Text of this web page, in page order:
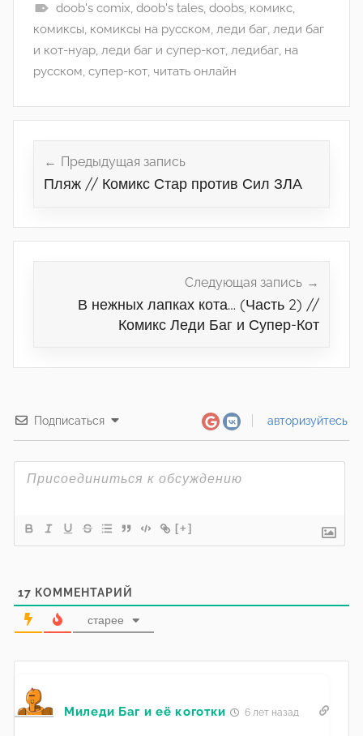
doob's comix, doob's tales, doobs, комикс,
комиксы, комиксы на русском, леди баг, леди баг
и кот-нуар, леди баг и супер-кот, ледибаг, на
русском, супер-кот, читать онлайн
записям
Предыдущая запись
Пляж // Комикс Стар против Сил ЗЛА
Следующая запись
В нежных лапках кота… (Часть 2) //
Комикс Леди Баг и Супер-Кот
Подписаться авторизуйтесь
[+]
17 КОММЕНТАРИЙ
старее
Миледи Баг и её коготки 6 лет назад